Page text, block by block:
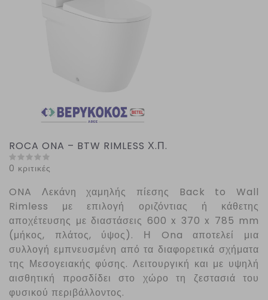
ROCA ONA – BTW RIMLESS Χ.Π.
0 κριτικές
ONA
Λεκάνη χαμηλής πίεσης Back to Wall
Rimless με επιλογή οριζόντιας ή κάθετης
αποχέτευσης με διαστάσεις 600 x 370 x 785 mm
(μήκος, πλάτος, ύψος). Η Ona αποτελεί μια
συλλογή εμπνευσμένη από τα διαφορετικά σχήματα
της Μεσογειακής φύσης. Λειτουργική και με υψηλή
αισθητική προσδίδει στο χώρο τη ζεστασιά του
φυσικού περιβάλλοντος.